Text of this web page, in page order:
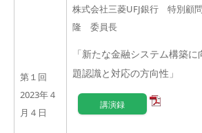
第１回
2023年４
月４日
株式会社三菱UFJ銀行 特別顧
隆 委員長
「新たな金融システム構築に
題認識と対応の方向性」
講演録